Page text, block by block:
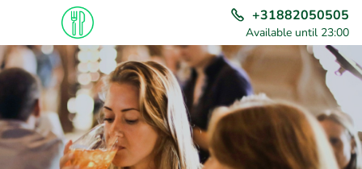
+31882050505
Available until 23:00